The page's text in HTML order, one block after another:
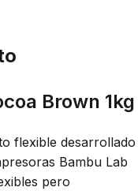
Brown 1kg
flexible desarrollado
Bambu Lab
pero